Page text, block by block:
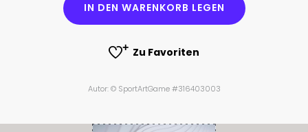
IN DEN WARENKORB LEGEN
Zu Favoriten
Autor: © SportArtGame #316403003